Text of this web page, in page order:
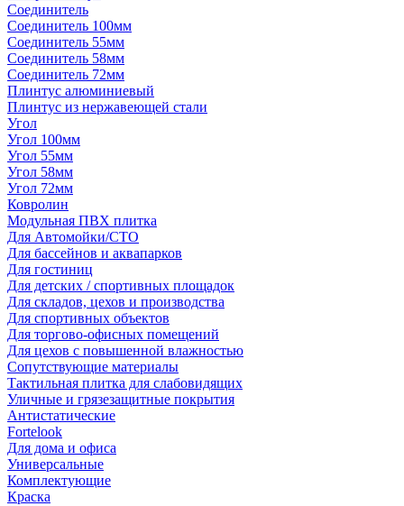
Соединитель
Соединитель 100мм
Соединитель 55мм
Соединитель 58мм
Соединитель 72мм
Плинтус алюминиевый
Плинтус из нержавеющей стали
Угол
Угол 100мм
Угол 55мм
Угол 58мм
Угол 72мм
Ковролин
Модульная ПВХ плитка
Для Автомойки/СТО
Для бассейнов и аквапарков
Для гостиниц
Для детских / спортивных площадок
Для складов, цехов и производства
Для спортивных объектов
Для торгово-офисных помещений
Для цехов с повышенной влажностью
Сопутствующие материалы
Тактильная плитка для слабовидящих
Уличные и грязезащитные покрытия
Антистатические
Fortelook
Для дома и офиса
Универсальные
Комплектующие
Краска